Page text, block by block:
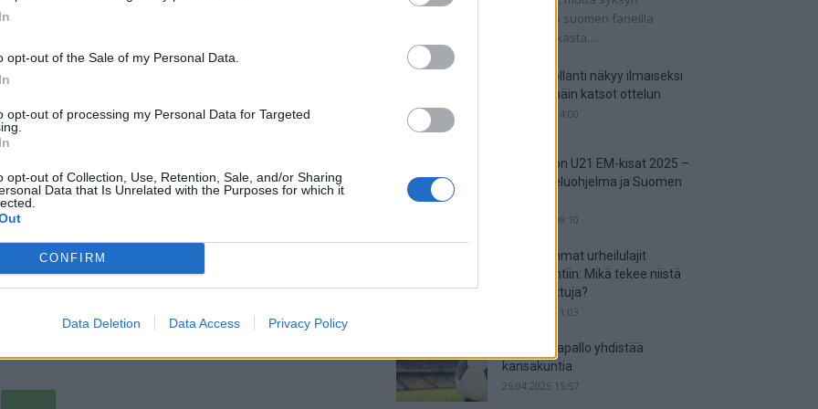
opt-out of the Sale of my Personal Data.
opt-out of processing my Personal Data for Targeted
opt-out of Collection, Use, Retention, Sale, and/or Sharing
Data that Is Unrelated with the Purposes for which it
CONFIRM
Data Deletion Data Access Privacy Policy
sopimus Tottenhamin kanssa loppui tähän
uuteen seuraan.
keskikentän pohjalla tai laitapakkina pelaava
jossa lupaus kävi läpi Spursin juniorijoukkueita.
tilille.
isänsä valmennukseen, sillä Veikkausliigaan viime
toimii juurikin isä Teemu Tainio.
katsomoiden myötä Bundesliigassa
ratkaisuottelut kertovat, onko suomen faneilla
realistista unelmoida kisapaikasta....
Suomi-Hollanti näkyy ilmaiseksi
TV:stä – näin katsot ottelun
06.06.2025 14:00
Jalkapallon U21 EM-kisat 2025 –
tässä otteluohjelma ja Suomen
18.05.2025 09:10
Suosituimmat urheilulajit
vedonlyöntiin: Mikä tekee niistä
niin suosittuja?
05.05.2025 11:03
Miten jalkapallo yhdistää
kansakuntia
25.04.2025 15:57